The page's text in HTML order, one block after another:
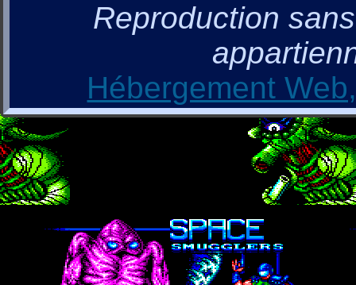
Reproduction
Hébergement